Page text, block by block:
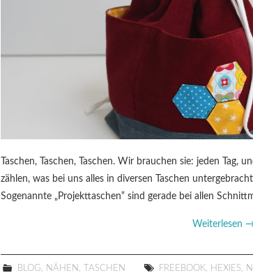
Taschen, Taschen, Taschen. Wir brauchen sie: jeden Tag,
zählen, was bei uns alles in diversen Taschen
Sogenannte „Projekttaschen“ sind gerade bei allen
Weiterlesen
BLOG NÄHEN TASCHEN FREEBOOK HEXIES